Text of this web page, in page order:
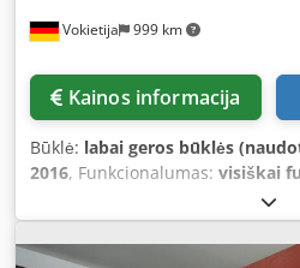
CNC galinis atraminis įtaisas (Y1,
tvirtinimo įtaisu ir segmentuotu
laikikliu pasiekiama trumpa
įrengta AKAS III P lazerinio
visus šiuolaikinio ir saugaus
apšvietimas, pėdų pedalas su
daugybė saugos ir patogumo
komplektaciją. Lenkimo presas
Vokietija 999 km
Kainos informacija
Būklė: labai geros būklės
2016, Funkcionalumas: visiškai
juostinė pjūklinė AMADA HFA
Pjovimo galimybės: Apvalus
Kvadratinis – 400 x 400 mm